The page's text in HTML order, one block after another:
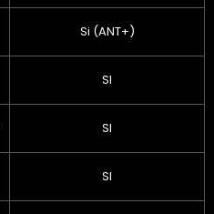
Si (ANT+)
SI
SI
SI